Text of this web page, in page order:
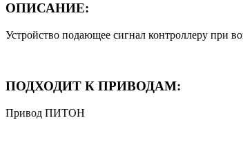
ОПИСАНИЕ:
Устройство подающее сигнал контроллеру при
ПОДХОДИТ К ПРИВОДАМ:
Привод ПИТОН